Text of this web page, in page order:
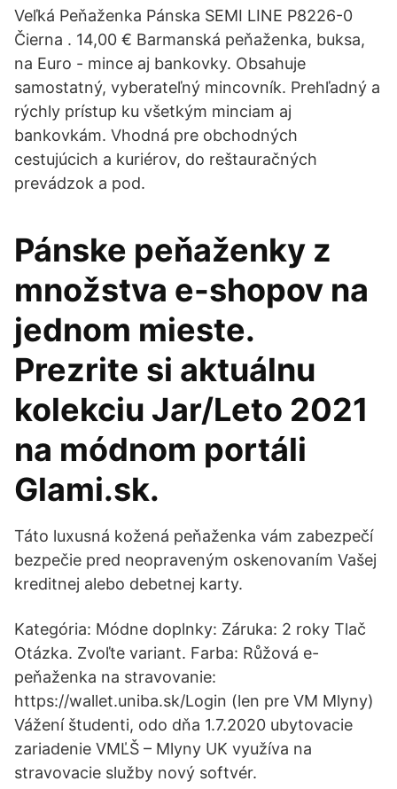
Veľká Peňaženka Pánska SEMI LINE P8226-0
Čierna . 14,00 € Barmanská peňaženka, buksa,
na Euro - mince aj bankovky. Obsahuje
samostatný, vyberateľný mincovník. Prehľadný a
rýchly prístup ku všetkým minciam aj
bankovkám. Vhodná pre obchodných
cestujúcich a kuriérov, do reštauračných
prevádzok a pod.
Pánske peňaženky z
množstva e-shopov na
jednom mieste.
Prezrite si aktuálnu
kolekciu Jar/Leto 2021
na módnom portáli
Glami.sk.
Táto luxusná kožená peňaženka vám zabezpečí
bezpečie pred neopraveným oskenovaním Vašej
kreditnej alebo debetnej karty.
Kategória: Módne doplnky: Záruka: 2 roky Tlač
Otázka. Zvoľte variant. Farba: Růžová e-
peňaženka na stravovanie:
https://wallet.uniba.sk/Login (len pre VM Mlyny)
Vážení študenti, odo dňa 1.7.2020 ubytovacie
zariadenie VMĽŠ – Mlyny UK využíva na
stravovacie služby nový softvér.